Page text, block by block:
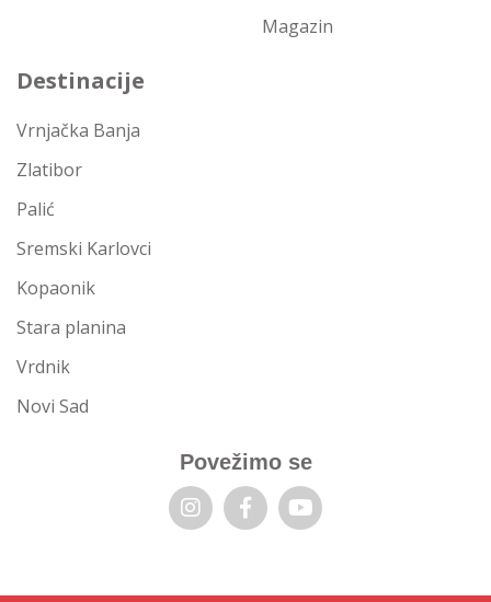
Magazin
Destinacije
Vrnjačka Banja
Zlatibor
Palić
Sremski Karlovci
Kopaonik
Stara planina
Vrdnik
Novi Sad
Povežimo se